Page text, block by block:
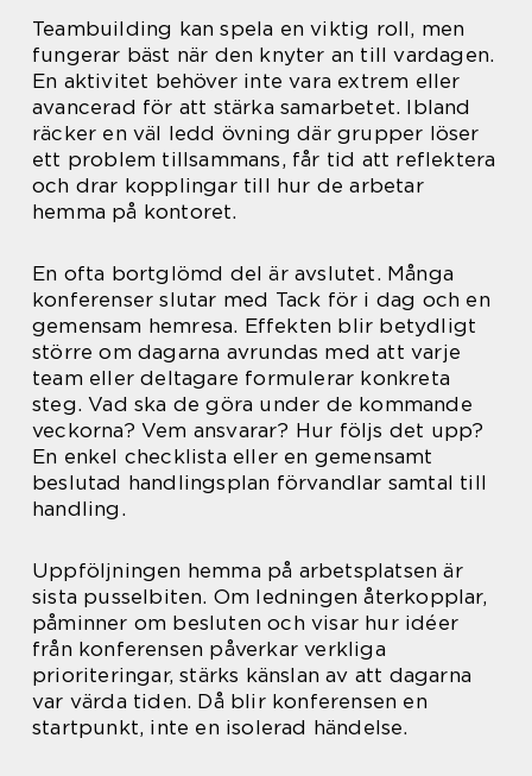
Teambuilding kan spela en viktig roll, men
fungerar bäst när den knyter an till vardagen.
En aktivitet behöver inte vara extrem eller
avancerad för att stärka samarbetet. Ibland
räcker en väl ledd övning där grupper löser
ett problem tillsammans, får tid att reflektera
och drar kopplingar till hur de arbetar
hemma på kontoret.
En ofta bortglömd del är avslutet. Många
konferenser slutar med Tack för i dag och en
gemensam hemresa. Effekten blir betydligt
större om dagarna avrundas med att varje
team eller deltagare formulerar konkreta
steg. Vad ska de göra under de kommande
veckorna? Vem ansvarar? Hur följs det upp?
En enkel checklista eller en gemensamt
beslutad handlingsplan förvandlar samtal till
handling.
Uppföljningen hemma på arbetsplatsen är
sista pusselbiten. Om ledningen återkopplar,
påminner om besluten och visar hur idéer
från konferensen påverkar verkliga
prioriteringar, stärks känslan av att dagarna
var värda tiden. Då blir konferensen en
startpunkt, inte en isolerad händelse.